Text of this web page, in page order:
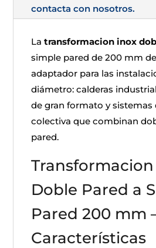
contacta con nosotros.
Latransformacion inox
simple pared de 200 mm
adaptador para las
diámetro: calderas
de gran formato y sistemas
colectiva que combinan
pared.
Doble Pared a
Pared 200 mm
Características